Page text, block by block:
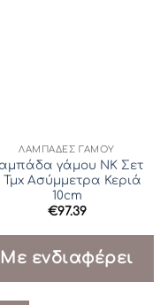
ΛΆΜΠΑΔΕΣ ΓΆΜΟΥ
γάμου ΝΚ Σετ
Τμx Ασύμμετρα Κεριά
10cm
€97.39
Με ενδιαφέρει